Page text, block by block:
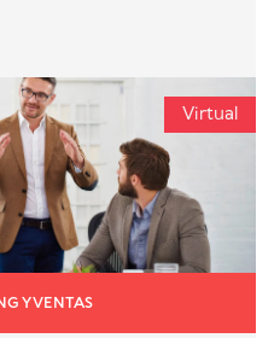
Virtual
Y VENTAS